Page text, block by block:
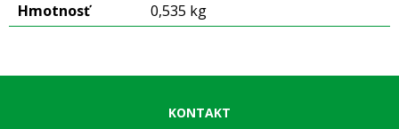
Hmotnosť
0,535 kg
KONTAKT